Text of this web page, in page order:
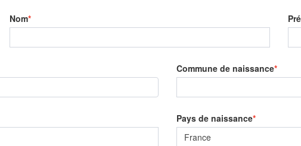
Nom
Commune de naissance
Pays de naissance
France